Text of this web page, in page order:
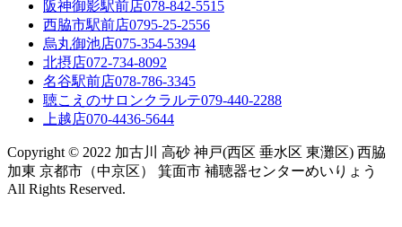
阪神御影駅前店078-842-5515
西脇市駅前店0795-25-2556
烏丸御池店075-354-5394
北摂店072-734-8092
名谷駅前店078-786-3345
聴こえのサロンクラルテ079-440-2288
上越店070-4436-5644
Copyright © 2022 加古川 高砂 神戸(西区 垂水区 東灘区) 西脇
加東 京都市（中京区） 箕面市 補聴器センターめいりょう
All Rights Reserved.